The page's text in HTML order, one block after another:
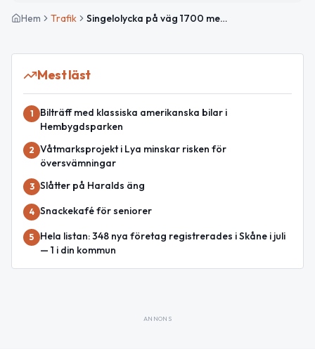
Hem Trafik Singelolycka på väg 1700 mellan Möllhult och Mäsinge med stor påverkan
Mest läst
1
Bilträff med klassiska amerikanska bilar i
Hembygdsparken
2 Våtmarksprojekt i Lya minskar risken för
översvämningar
3 Slåtter på Haralds äng
4 Snackekafé för seniorer
5
Hela listan: 348 nya företag registrerades i Skåne i juli
— 1 i din kommun
ANNONS